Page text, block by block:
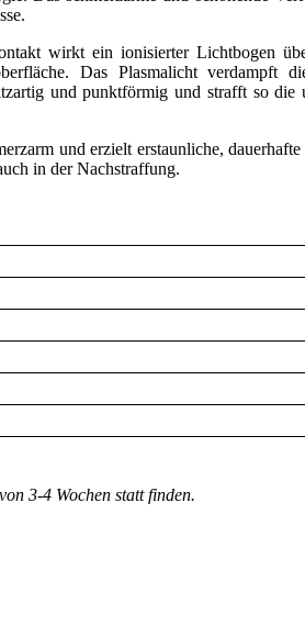
wirkt ein ionisierter Lichtbogen
Das Plasmalicht verdampft
und punktförmig und strafft so die
und erzielt erstaunliche, dauerhafte
in der Nachstraffung.
3-4 Wochen statt finden.